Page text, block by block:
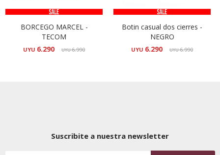
BORCEGO MARCEL -
TECOM
UYU 6.290 UYU6.990
Botin casual dos cierres -
NEGRO
UYU 6.290 UYU6.990
Suscribite a nuestra newsletter